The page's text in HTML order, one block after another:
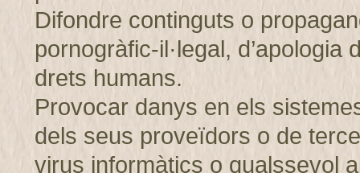
Difondre continguts o
pornogràfic-il·legal,
drets humans.
Provocar danys en els
dels seus proveïdors o de
virus informàtics o qualssevol